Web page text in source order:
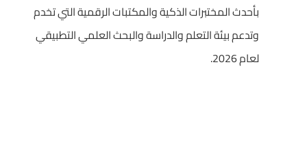
بأحدث المختبرات الذكية والمكتبات الرقمية التي تخدم
وتدعم بيئة التعلم والدراسة والبحث العلمي التطبيقي
لعام 2026.